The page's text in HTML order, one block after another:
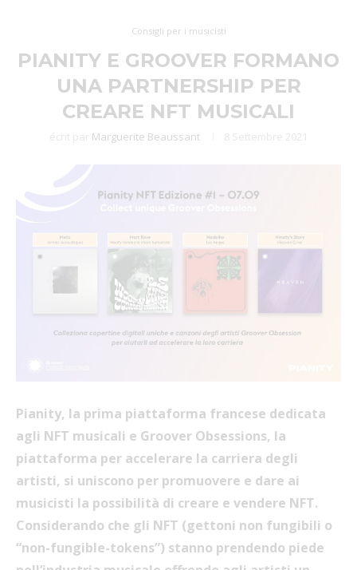
Consigli per i musicisti
PIANITY E GROOVER FORMANO
UNA PARTNERSHIP PER
CREARE NFT MUSICALI
écrit par Marguerite Beaussant 8 Settembre 2021
Pianity, la prima piattaforma francese dedicata
agli NFT musicali e Groover Obsessions, la
piattaforma per accelerare la carriera degli
artisti, si uniscono per promuovere e dare ai
musicisti la possibilità di creare e vendere NFT.
Considerando che gli NFT (gettoni non fungibili o
“non-fungible-tokens”) stanno prendendo piede